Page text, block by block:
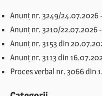
Anunț nr. 3249/24.07.2026
Anunț nr. 3210/22.07.2026
Anunț nr. 3153 din
Anunț nr. 3113 din
Proces verbal nr. 3066 din